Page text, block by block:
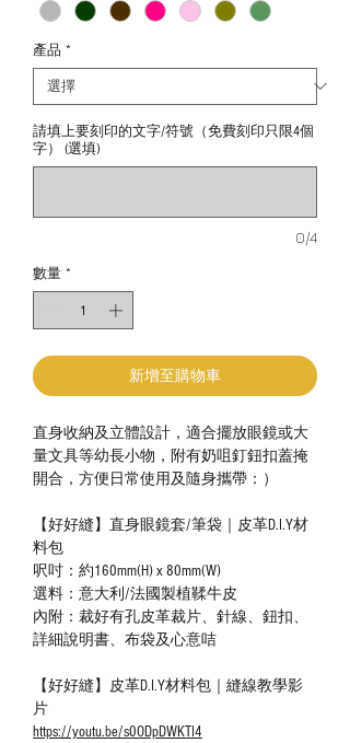
產品 *
請填上要刻印的文字/符號（免費刻印只限4個
字） (選填)
0/4
數量 *
新增至購物車
直身收納及立體設計，適合擺放眼鏡或大
量文具等幼長小物，附有奶咀釘鈕扣蓋掩
開合，方便日常使用及隨身攜帶：）
【好好縫】直身眼鏡套/筆袋｜皮革D.I.Y材
料包
呎吋：約160mm(H) x 80mm(W)
選料：意大利/法國製植鞣牛皮
內附：裁好有孔皮革裁片、針線、鈕扣、
詳細說明書、布袋及心意咭
【好好縫】皮革D.I.Y材料包｜縫線教學影
片
https://youtu.be/s0ODpDWKTI4